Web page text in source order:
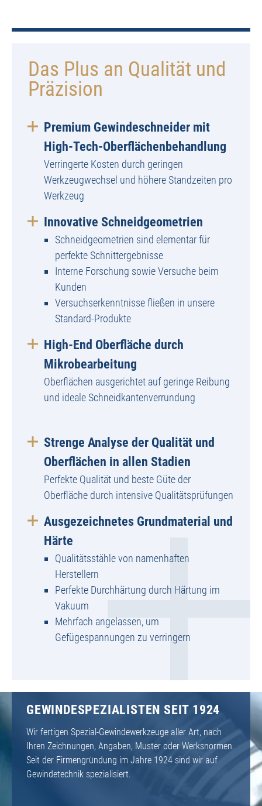
Das Plus an Qualität und
Präzision
Premium Gewindeschneider mit
High-Tech-Oberflächenbehandlung
Verringerte Kosten durch geringen
Werkzeugwechsel und höhere Standzeiten pro
Werkzeug
Innovative Schneidgeometrien
Schneidgeometrien sind elementar für
perfekte Schnittergebnisse
Interne Forschung sowie Versuche beim
Kunden
Versuchserkenntnisse fließen in unsere
Standard-Produkte
High-End Oberfläche durch
Mikrobearbeitung
Oberflächen ausgerichtet auf geringe Reibung
und ideale Schneidkantenverrundung
Strenge Analyse der Qualität und
Oberflächen in allen Stadien
Perfekte Qualität und beste Güte der
Oberfläche durch intensive Qualitätsprüfungen
Ausgezeichnetes Grundmaterial und
Härte
Qualitätsstähle von namenhaften
Herstellern
Perfekte Durchhärtung durch Härtung im
Vakuum
Mehrfach angelassen, um
Gefügespannungen zu verringern
GEWINDESPEZIALISTEN SEIT 1924
Wir fertigen Spezial-Gewindewerkzeuge aller Art, nach
Ihren Zeichnungen, Angaben, Muster oder Werksnormen.
Seit der Firmengründung im Jahre 1924 sind wir auf
Gewindetechnik spezialisiert.